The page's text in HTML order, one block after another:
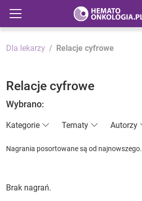
Dla lekarzy Relacje cyfrowe
Relacje cyfrowe
Wybrano:
Kategorie Tematy Autorzy
Nagrania posortowane są od najnowszego.
Brak nagrań.